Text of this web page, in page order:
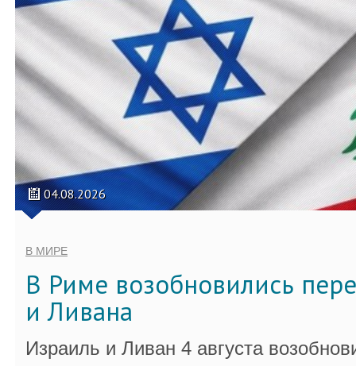
04.08.2026
В МИРЕ
В Риме возобновились
и Ливана
Израиль и Ливан 4 августа